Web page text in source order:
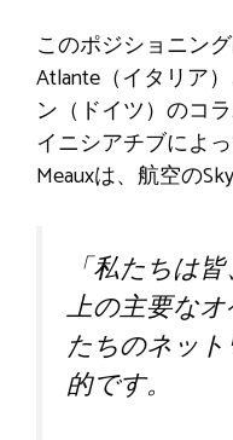
このポジショニング
Atlante（イタリア
ン（ドイツ）のコ
イニシアチブによ
Meauxは、航空の
「私たちは
上の主要な
たちのネッ
的です。